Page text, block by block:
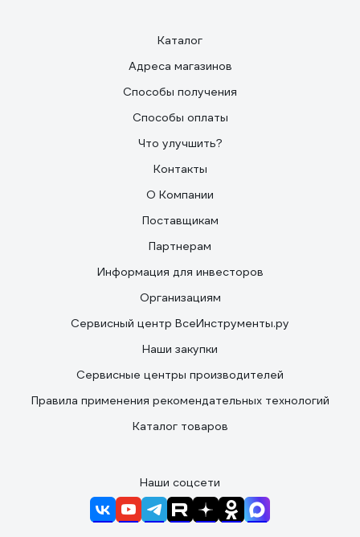
Каталог
Адреса магазинов
Способы получения
Способы оплаты
Что улучшить?
Контакты
О Компании
Поставщикам
Партнерам
Информация для инвесторов
Организациям
Сервисный центр ВсеИнструменты.ру
Наши закупки
Сервисные центры производителей
Правила применения рекомендательных технологий
Каталог товаров
Наши соцсети